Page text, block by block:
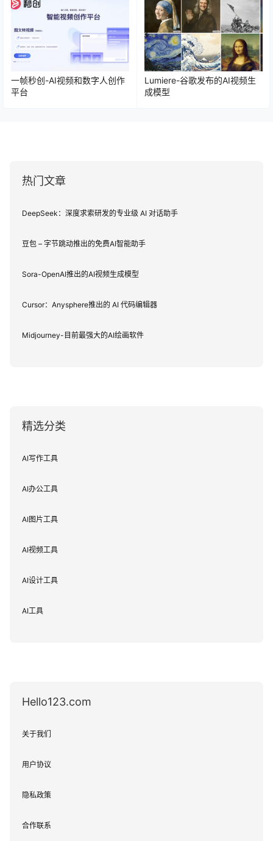
一帧秒创-AI视频和数字人创作
平台
Lumiere-谷歌发布的AI视频生
成模型
热门文章
DeepSeek：深度求索研发的专业级 AI 对话助手
豆包 – 字节跳动推出的免费AI智能助手
Sora-OpenAI推出的AI视频生成模型
Cursor：Anysphere推出的 AI 代码编辑器
Midjourney-目前最强大的AI绘画软件
精选分类
AI写作工具
AI办公工具
AI图片工具
AI视频工具
AI设计工具
AI工具
Hello123.com
关于我们
用户协议
隐私政策
合作联系